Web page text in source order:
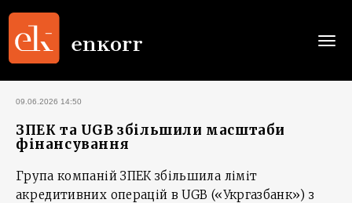
09.06.2026 14:50
ЗПЕК та UGB збільшили масштаби
фінансування
Група компаній ЗПЕК збільшила ліміт
акредитивних операцій в UGB («Укргазбанк») з